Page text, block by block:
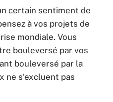
certain sentiment de
à vos projets de
mondiale. Vous
bouleversé par vos
bouleversé par la
ne s’excluent pas